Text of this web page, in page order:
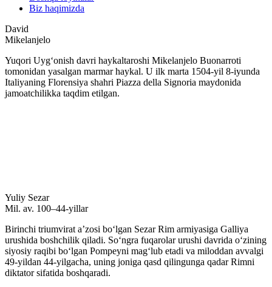
Biz haqimizda
David
Mikelanjelo
Yuqori Uygʻonish davri haykaltaroshi Mikelanjelo Buonarroti
tomonidan yasalgan marmar haykal. U ilk marta 1504-yil 8-iyunda
Italiyaning Florensiya shahri Piazza della Signoria maydonida
jamoatchilikka taqdim etilgan.
Yuliy Sezar
Mil. av. 100–44-yillar
Birinchi triumvirat aʼzosi boʻlgan Sezar Rim armiyasiga Galliya
urushida boshchilik qiladi. Soʻngra fuqarolar urushi davrida oʻzining
siyosiy raqibi boʻlgan Pompeyni magʻlub etadi va miloddan avvalgi
49-yildan 44-yilgacha, uning joniga qasd qilingunga qadar Rimni
diktator sifatida boshqaradi.